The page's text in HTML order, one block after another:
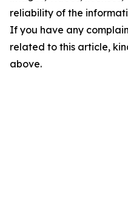
reliability of the
If you have any
related to this article,
above.